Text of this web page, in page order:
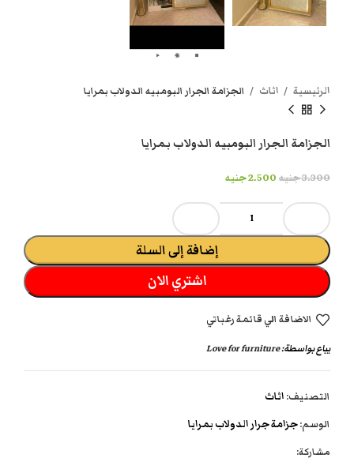
الرئيسية اثاث الجزامة الجرار البومبيه الدولاب بمرايا
الجزامة الجرار البومبيه الدولاب بمرايا
3.300جنيه 2.500جنيه
إضافة إلى السلة
اشتري الان
الاضافة الي قائمة رغباتي
يباع بواسطة:Love for furniture
التصنيف: اثاث
الوسم:جزامة جرار الدولاب بمرايا
مشاركة: